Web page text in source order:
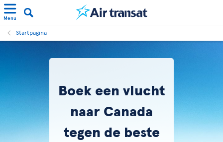
Menu
Startpagina
Boek een vlucht
naar Canada
tegen de beste